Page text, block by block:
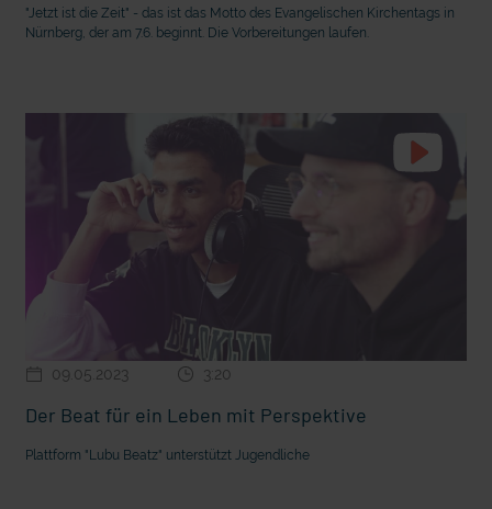
"Jetzt ist die Zeit" - das ist das Motto des Evangelischen Kirchentags in
Nürnberg, der am 7.6. beginnt. Die Vorbereitungen laufen.
09.05.2023 3:20
Der Beat für ein Leben mit Perspektive
Plattform "Lubu Beatz" unterstützt Jugendliche